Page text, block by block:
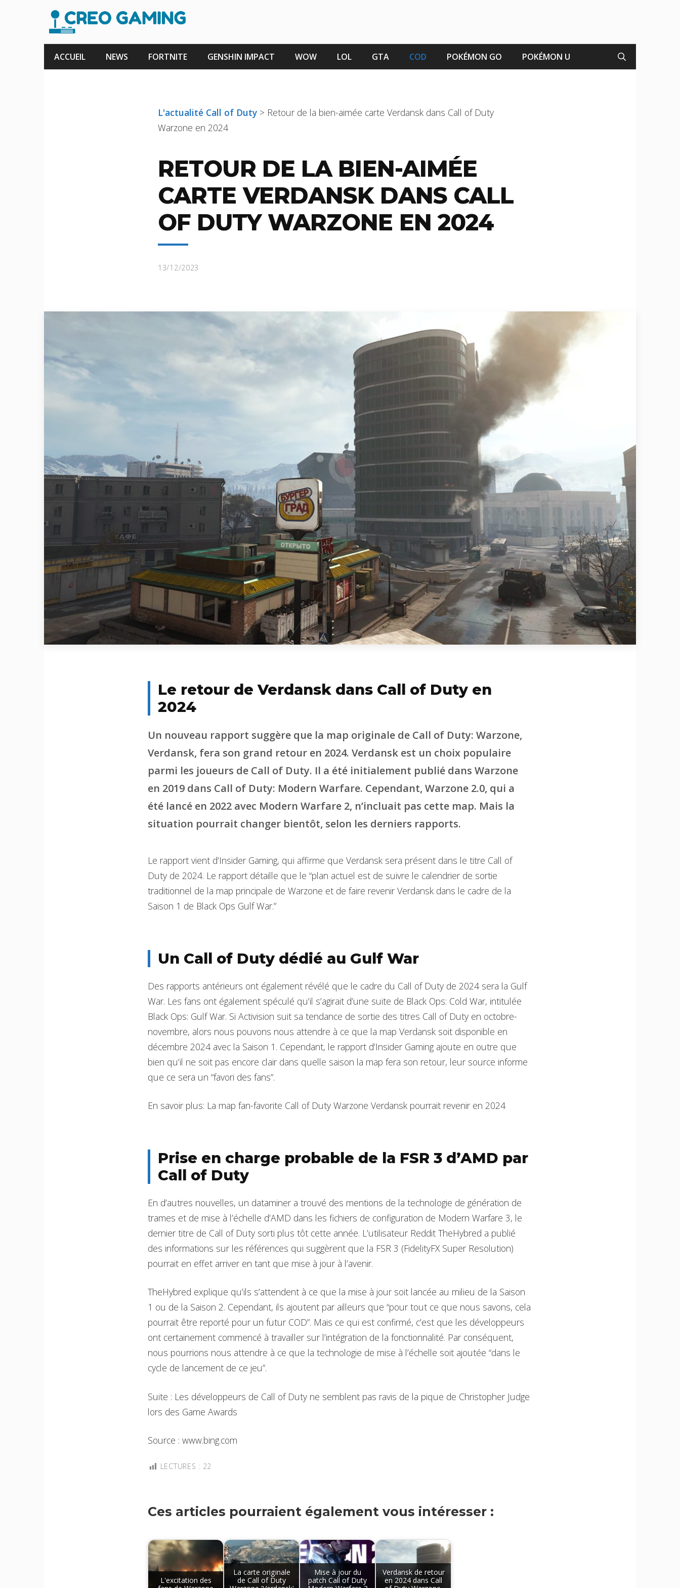
contenu
ACCUEIL NEWS FORTNITE GENSHIN IMPACT WOW LOL GTA COD POKÉMON GO POKÉMON U
L'actualité Call of Duty > Retour de la bien-aimée carte Verdansk dans Call of Duty
Warzone en 2024
RETOUR DE LA BIEN-AIMÉE
CARTE VERDANSK DANS CALL
OF DUTY WARZONE EN 2024
13/12/2023
Le retour de Verdansk dans Call of Duty en
2024
Un nouveau rapport suggère que la map originale de Call of Duty: Warzone,
Verdansk, fera son grand retour en 2024. Verdansk est un choix populaire
parmi les joueurs de Call of Duty. Il a été initialement publié dans Warzone
en 2019 dans Call of Duty: Modern Warfare. Cependant, Warzone 2.0, qui a
été lancé en 2022 avec Modern Warfare 2, n’incluait pas cette map. Mais la
situation pourrait changer bientôt, selon les derniers rapports.
Le rapport vient d’Insider Gaming, qui affirme que Verdansk sera présent dans le titre Call of
Duty de 2024. Le rapport détaille que le “plan actuel est de suivre le calendrier de sortie
traditionnel de la map principale de Warzone et de faire revenir Verdansk dans le cadre de la
Saison 1 de Black Ops Gulf War.”
Un Call of Duty dédié au Gulf War
Des rapports antérieurs ont également révélé que le cadre du Call of Duty de 2024 sera la Gulf
War. Les fans ont également spéculé qu’il s’agirait d’une suite de Black Ops: Cold War, intitulée
Black Ops: Gulf War. Si Activision suit sa tendance de sortie des titres Call of Duty en octobre-
novembre, alors nous pouvons nous attendre à ce que la map Verdansk soit disponible en
décembre 2024 avec la Saison 1. Cependant, le rapport d’Insider Gaming ajoute en outre que
bien qu’il ne soit pas encore clair dans quelle saison la map fera son retour, leur source informe
que ce sera un “favori des fans”.
En savoir plus: La map fan-favorite Call of Duty Warzone Verdansk pourrait revenir en 2024
Prise en charge probable de la FSR 3 d’AMD par
Call of Duty
En d’autres nouvelles, un dataminer a trouvé des mentions de la technologie de génération de
trames et de mise à l’échelle d’AMD dans les fichiers de configuration de Modern Warfare 3, le
dernier titre de Call of Duty sorti plus tôt cette année. L’utilisateur Reddit TheHybred a publié
des informations sur les références qui suggèrent que la FSR 3 (FidelityFX Super Resolution)
pourrait en effet arriver en tant que mise à jour à l’avenir.
TheHybred explique qu’ils s’attendent à ce que la mise à jour soit lancée au milieu de la Saison
1 ou de la Saison 2. Cependant, ils ajoutent par ailleurs que “pour tout ce que nous savons, cela
pourrait être reporté pour un futur COD”. Mais ce qui est confirmé, c’est que les développeurs
ont certainement commencé à travailler sur l’intégration de la fonctionnalité. Par conséquent,
nous pourrions nous attendre à ce que la technologie de mise à l’échelle soit ajoutée “dans le
cycle de lancement de ce jeu”.
Suite : Les développeurs de Call of Duty ne semblent pas ravis de la pique de Christopher Judge
lors des Game Awards
Source : www.bing.com
LECTURES : 22
Ces articles pourraient également vous intéresser :
L'excitation des
La carte originale
de Call of Duty
Mise à jour du
patch Call of Duty
Verdansk de retour
en 2024 dans Call